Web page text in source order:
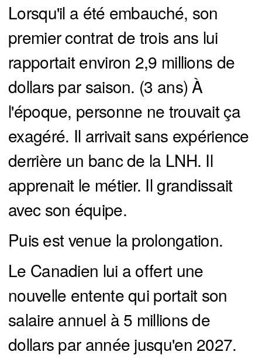
Lorsqu'il a été embauché, son
premier contrat de trois ans lui
rapportait environ 2,9 millions de
dollars par saison. (3 ans) À
l'époque, personne ne trouvait ça
exagéré. Il arrivait sans expérience
derrière un banc de la LNH. Il
apprenait le métier. Il grandissait
avec son équipe.
Puis est venue la prolongation.
Le Canadien lui a offert une
nouvelle entente qui portait son
salaire annuel à 5 millions de
dollars par année jusqu'en 2027.